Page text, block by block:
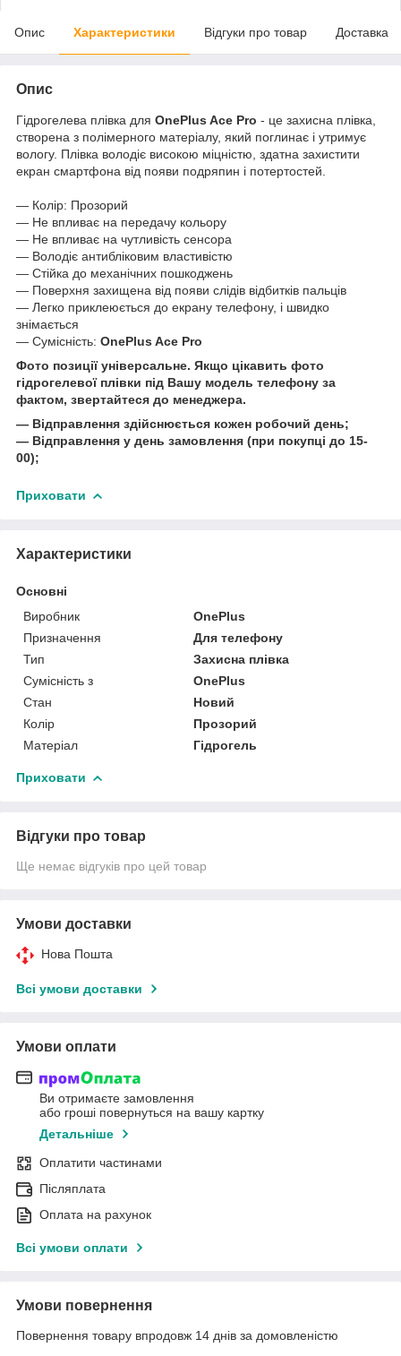
Опис Характеристики Відгуки про товар Доставка
Опис
Гідрогелева плівка для OnePlus Ace Pro - це захисна плівка,
створена з полімерного матеріалу, який поглинає і утримує
вологу. Плівка володіє високою міцністю, здатна захистити
екран смартфона від появи подряпин і потертостей.
― Колір: Прозорий
― Не впливає на передачу кольору
― Не впливає на чутливість сенсора
― Володіє антибліковим властивістю
― Стійка до механічних пошкоджень
― Поверхня захищена від появи слідів відбитків пальців
― Легко приклеюється до екрану телефону, і швидко
знімається
― Сумісність: OnePlus Ace Pro
Фото позиції універсальне. Якщо цікавить фото
гідрогелевої плівки під Вашу модель телефону за
фактом, звертайтеся до менеджера.
― Відправлення здійснюється кожен робочий день;
― Відправлення у день замовлення (при покупці до 15-
00);
Приховати
Характеристики
Основні
Виробник
OnePlus
Призначення
Для телефону
Тип
Захисна плівка
Сумісність з
OnePlus
Стан
Новий
Колір
Прозорий
Матеріал
Гідрогель
Приховати
Відгуки про товар
Ще немає відгуків про цей товар
Умови доставки
Нова Пошта
Всі умови доставки
Умови оплати
Ви отримаєте замовлення
або гроші повернуться на вашу картку
Детальніше
Оплатити частинами
Післяплата
Оплата на рахунок
Всі умови оплати
Умови повернення
Повернення товару впродовж 14 днів за домовленістю